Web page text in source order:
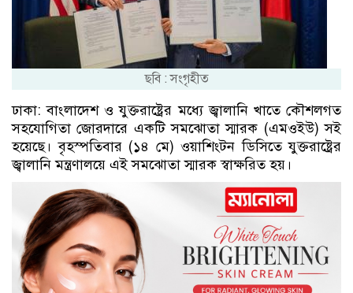
ছবি : সংগৃহীত
ঢাকা: বাংলাদেশ ও যুক্তরাষ্ট্রের মধ্যে জ্বালানি খাতে কৌশলগত
সহযোগিতা জোরদারে একটি সমঝোতা স্মারক (এমওইউ) সই
হয়েছে। বৃহস্পতিবার (১৪ মে) ওয়াশিংটন ডিসিতে যুক্তরাষ্ট্রের
জ্বালানি মন্ত্রণালয়ে এই সমঝোতা স্মারক স্বাক্ষরিত হয়।